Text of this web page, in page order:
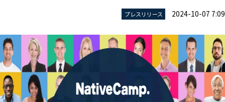
プレスリリース 2024-10-07 7:09